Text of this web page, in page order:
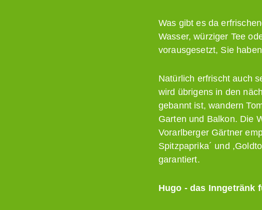
Was gibt es da
Wasser, würziger Tee
vorausgesetzt, Sie
Natürlich erfrischt auch
wird übrigens in den
gebannt ist, wandern
Garten und Balkon. Die
Vorarlberger Gärtner
Spitzpaprika´ und
garantiert.
Hugo - das Inngetränk